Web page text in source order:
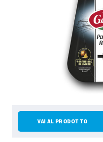
VAI AL PRODOTTO